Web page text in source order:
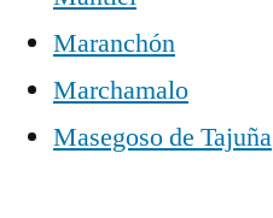
Maranchón
Marchamalo
Masegoso de Tajuña